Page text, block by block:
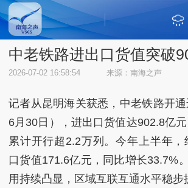
斯里
新
中老铁路进出口货值突破
2026-07-02 16:58:54 来源：南海之声
记者从昆明海关获悉，中老铁路开
6月30日），进出口货值达902.8亿
累计开行超2.2万列。今年上半年，
口货值171.6亿元，同比增长33.7%
用持续凸显，区域互联互通水平稳步